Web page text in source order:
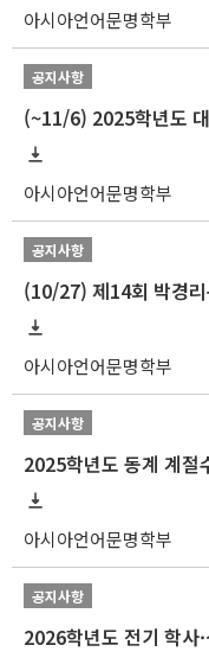
아시아언어문명학부
공지사항
아시아언어문명학부
공지사항
아시아언어문명학부
공지사항
2025학년도 동계 계절
아시아언어문명학부
공지사항
2026학년도 전기 학사